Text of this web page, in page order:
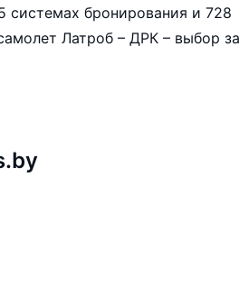
системах бронирования и 728
Латроб – ДРК – выбор за